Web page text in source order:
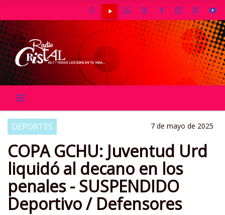
DEPORTES 7 de mayo de 2025
COPA GCHU: Juventud Urd
liquidó al decano en los
penales - SUSPENDIDO
Deportivo / Defensores